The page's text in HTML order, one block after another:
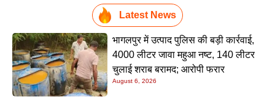
Latest News
भागलपुर में उत्पाद पुलिस की बड़ी कार्रवाई,
4000 लीटर जावा महुआ नष्ट, 140 लीटर
चुलाई शराब बरामद; आरोपी फरार
August 6, 2026